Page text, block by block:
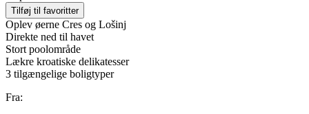
Tilføj til favoritter
Oplev øerne Cres og Lošinj
Direkte ned til havet
Stort poolområde
Lækre kroatiske delikatesser
3 tilgængelige boligtyper
Fra: